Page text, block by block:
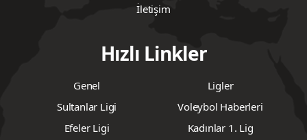
İletişim
Hızlı Linkler
Genel
Ligler
Sultanlar Ligi
Voleybol Haberleri
Efeler Ligi
Kadınlar 1. Lig